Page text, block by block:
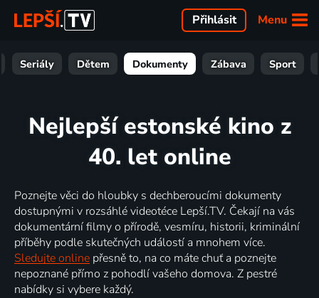
Menu
Přihlásit
Seriály Dětem Dokumenty Zábava Sport
Nejlepší estonské kino z
40. let online
Poznejte věci do hloubky s dechberoucími dokumenty
dostupnými v rozsáhlé videotéce Lepší.TV. Čekají na vás
dokumentární filmy o přírodě, vesmíru, historii, kriminální
příběhy podle skutečných událostí a mnohem více.
Sledujte online přesně to, na co máte chuť a poznejte
nepoznané přímo z pohodlí vašeho domova. Z pestré
nabídky si vybere každý.